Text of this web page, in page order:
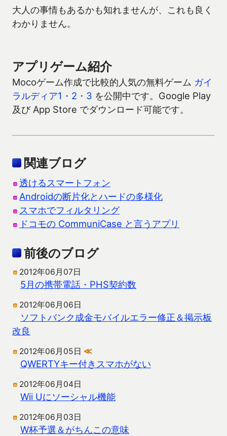
大人の事情もあるかも知れませんが、これも良く
わかりません。
アプリゲーム紹介
Mocoゲーム作成で比較的人気の無料ゲーム ガイ
ラルディア1・2・3 を公開中です。Google Play
及び App Store でダウンロード可能です。
関連ブログ
透けるスマートフォン
Androidの断片化とハードの多様化
スマホでフィルタリング
ドコモの CommuniCase と言うアプリ
前後のブログ
2012年06月07日
5月の携帯電話・PHS契約数
2012年06月06日
ソフトバンク成金モバイルエラー修正＆掲示板
改良
2012年06月05日 ≪
QWERTYキー付きスマホがない
2012年06月04日
Wii Uにソーシャル機能
2012年06月03日
W杯予選＆がちんこの意味